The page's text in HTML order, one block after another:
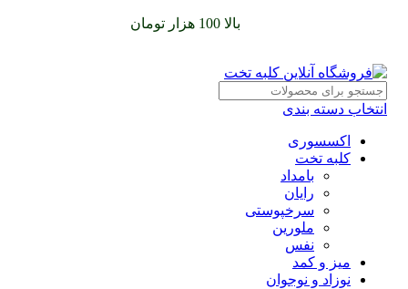
بالا 100 هزار تومان
انتخاب دسته بندی
اکسسوری
کلبه تخت
بامداد
رایان
سرخپوستی
ملورین
نفس
میز و کمد
نوزاد و نوجوان